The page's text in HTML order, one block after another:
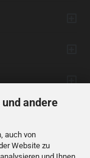
andere
auch von
Website zu